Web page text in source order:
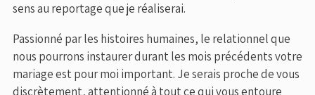
sens au reportage que je réaliserai.
Passionné par les histoires humaines, le relationnel que
nous pourrons instaurer durant les mois précédents votre
mariage est pour moi important. Je serais proche de vous
discrètement, attentionné à tout ce qui vous entoure